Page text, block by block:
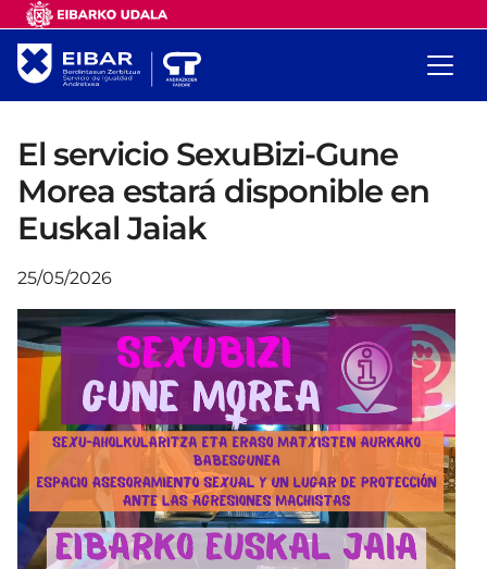
El servicio SexuBizi-Gune
Morea estará disponible en
Euskal Jaiak
25/05/2026